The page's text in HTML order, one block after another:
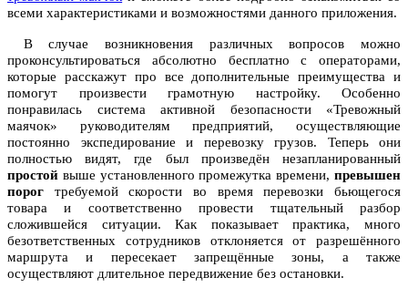
всеми характеристиками и возможностями данного приложения.
В случае возникновения различных вопросов можно
проконсультироваться абсолютно бесплатно с операторами,
которые расскажут про все дополнительные преимущества и
помогут произвести грамотную настройку. Особенно
понравилась система активной безопасности «Тревожный
маячок» руководителям предприятий, осуществляющие
постоянно экспедирование и перевозку грузов. Теперь они
полностью видят, где был произведён незапланированный
простой выше установленного промежутка времени, превышен
порог требуемой скорости во время перевозки бьющегося
товара и соответственно провести тщательный разбор
сложившейся ситуации. Как показывает практика, много
безответственных сотрудников отклоняется от разрешённого
маршрута и пересекает запрещённые зоны, а также
осуществляют длительное передвижение без остановки.